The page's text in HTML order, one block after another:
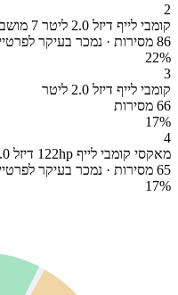
2
קומבי לייף דיזל 2.0 ליטר 7 מושבים
86 מסירות · נמכר בעיקר לפרטיים
22%
3
קומבי לייף דיזל 2.0 ליטר
66 מסירות
17%
4
מאקסי קומבי לייף 122hp דיזל 2.0 ליטר
65 מסירות · נמכר בעיקר לפרטיים
17%